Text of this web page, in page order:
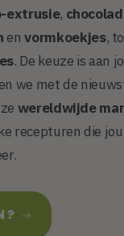
extrusie,
envormkoekjes,
. De keuze is aan
we met de
wereldwijde
recepturen die
?